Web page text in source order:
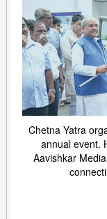
Chetna Yatra
annual event.
Aavishkar